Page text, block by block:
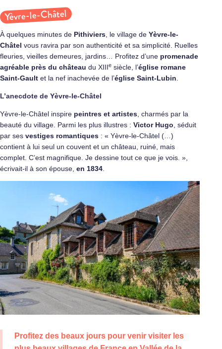
Yèvre-le-Châtel
À quelques minutes de Pithiviers , le village de Yèvre-le-
Châtel vous ravira par son authenticité et sa simplicité. Ruelles
fleuries, vieilles demeures, jardins… Profitez d’une promenade
agréable près du château du XIIIe siècle, l’église romane
Saint-Gault et la nef inachevée de l’église Saint-Lubin
L’anecdote de Yèvre-le-Châtel
Yèvre-le-Châtel inspire peintres et artistes , charmés par la
beauté du village. Parmi les plus illustres : Victor Hugo , séduit
par ses vestiges romantiques : « Yèvre-le-Châtel (…)
contient à lui seul un couvent et un château, ruiné, mais
complet. C’est magnifique. Je dessine tout ce que je vois. »,
écrivait-il à son épouse, en 1834
Profitez des beaux jours pour venir visiter les